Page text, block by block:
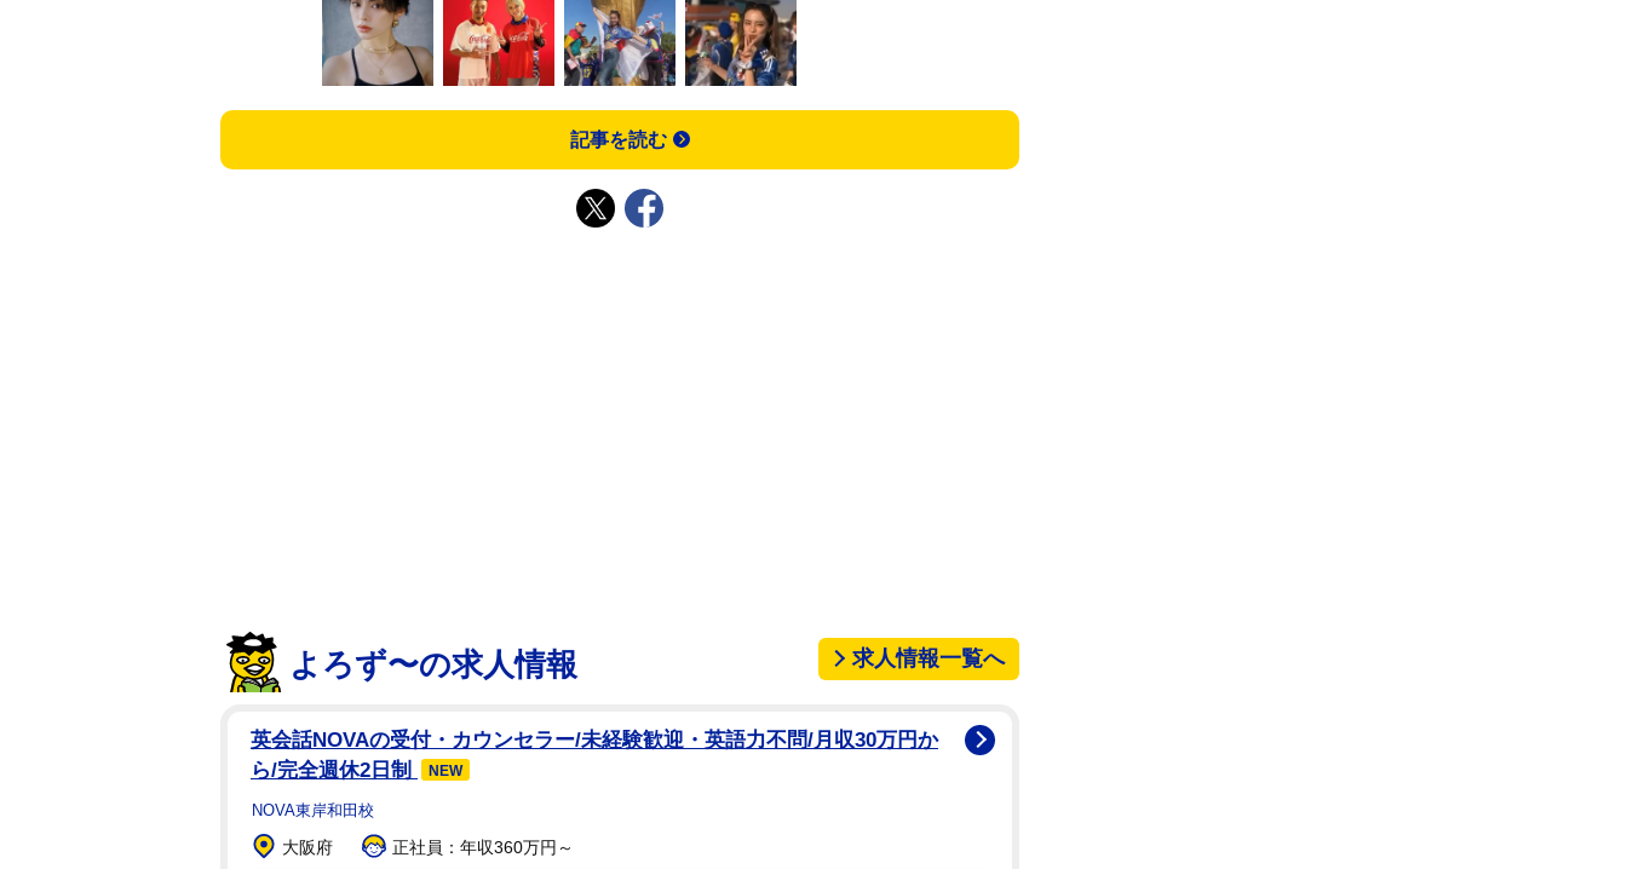
記事を読む
よろず〜の求人情報 求人情報一覧へ
英会話NOVAの受付・カウンセラー/未経験歓迎・英語力不問/月収30万円か
ら/完全週休2日制
NEW
NOVA東岸和田校
大阪府 正社員：年収360万円～